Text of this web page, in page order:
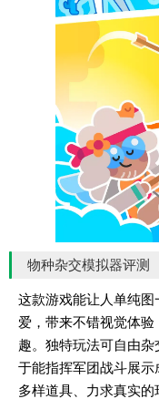
物种杂交模拟器评测
这款游戏能让人单纯
爱，带来不错视觉体
趣。独特玩法可自由
于能指挥军团战斗展
多样道具、力求真实